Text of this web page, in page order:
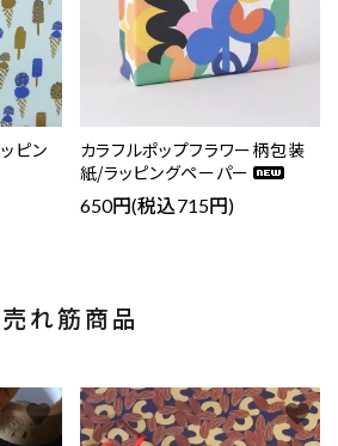
ピン
カラフルポップフラワー柄包装
紙/ラッピングペーパー
650円(税込715円)
売れ筋商品
favorite favorite